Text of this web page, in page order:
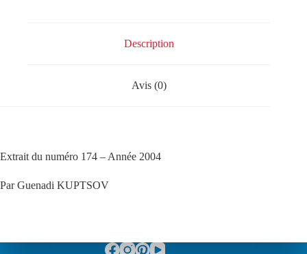
Description
Avis (0)
Extrait du numéro 174 – Année 2004
Par Guenadi KUPTSOV